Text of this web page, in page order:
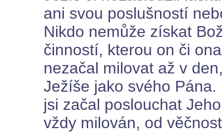
ani svou poslušností
Nikdo nemůže získat
činností, kterou on či
nezačal milovat až v
Ježíše jako svého
jsi začal poslouchat
vždy milován, od